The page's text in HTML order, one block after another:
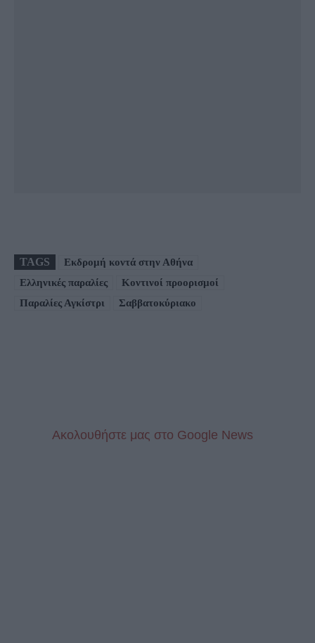
TAGS
Εκδρομή κοντά στην Αθήνα
Ελληνικές παραλίες
Κοντινοί προορισμοί
Παραλίες Αγκίστρι
Σαββατοκύριακο
Aκολουθήστε μας στo Google News